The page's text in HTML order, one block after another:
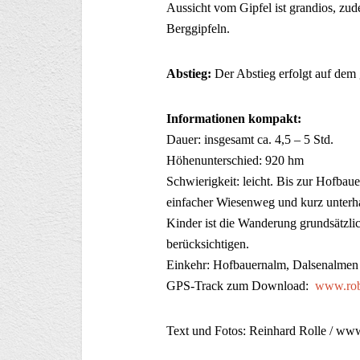
Aussicht vom Gipfel ist grandios,
Berggipfeln.
Abstieg: Der Abstieg erfolgt auf dem
Informationen kompakt:
Dauer: insgesamt ca. 4,5 – 5 Std.
Höhenunterschied: 920 hm
Schwierigkeit: leicht. Bis zur
einfacher Wiesenweg und kurz
Kinder ist die Wanderung
berücksichtigen.
Einkehr: Hofbauernalm, Dalsenalmen
GPS-Track zum Download:
Text und Fotos: Reinhard Rolle /